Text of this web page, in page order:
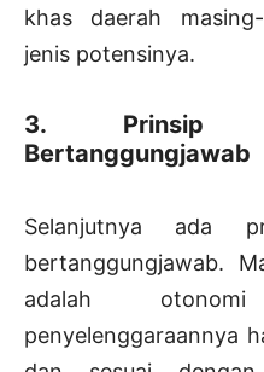
khas daerah
jenis potensinya.
3. Prinsip
Bertanggungjawab
Selanjutnya ada
bertanggungjawab.
adalah
penyelenggaraannya